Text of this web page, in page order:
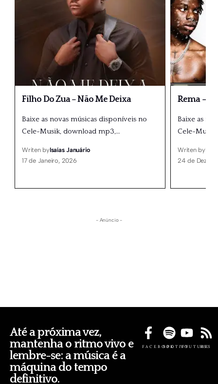
Filho Do Zua – Não Me Deixa
Baixe as novas músicas disponíveis no
Cele-Musik, download mp3,…
Writen byIsaías Januário
17 de Janeiro, 2026
Rema –
Baixe as
Cele-
Writen by
24 de
- Anúncio -
Até a próxima vez,
mantenha o ritmo vivo e
lembre-se: a música é a
máquina do tempo
definitivo.
FACEBOOKSPOTIFYYOUTUBE
RSS